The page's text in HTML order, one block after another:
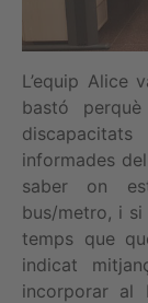
L’equip Alice
bastó
informades
saber on
bus/metro, i si
temps que
indicat
incorporar al